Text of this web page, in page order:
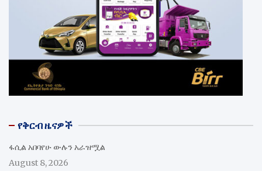
የቅርብ ዜናዎች
ፋሲል አበባየሁ ውሉን አራዝሟል
August 8, 2026